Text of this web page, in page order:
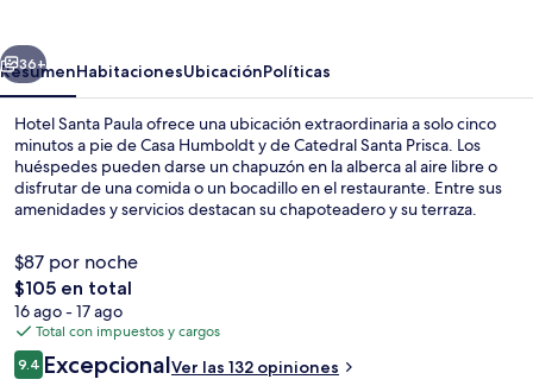
Siguiente
36+
ResumenHabitacionesUbicaciónPolíticas
Hotel Santa Paula ofrece una ubicación extraordinaria a solo cinco
minutos a pie de Casa Humboldt y de Catedral Santa Prisca. Los
huéspedes pueden darse un chapuzón en la alberca al aire libre o
disfrutar de una comida o un bocadillo en el restaurante. Entre sus
amenidades y servicios destacan su chapoteadero y su terraza.
$87 por noche
El
precio
total
es
de
$105 en total
16 ago - 17 ago
Total con impuestos y cargos
Opiniones
9.49.4 de 10,
ExcepcionalVer las 132 opiniones